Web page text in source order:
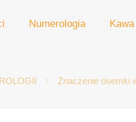
Numerologia
Znaczenie ósemki